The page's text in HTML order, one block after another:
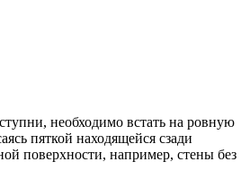
необходимо встать на ровную
пяткой находящейся сзади
поверхности, например, стены без